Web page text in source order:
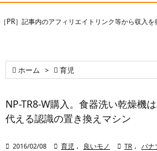
［PR］記事内のアフィリエイトリンク等から収入
 ホーム >  育児
NP-TR8-W購入。食器洗い乾燥機
代える認識の置き換えマシン
 2016/02/08  育児 , 良いモノ  TR , パナ